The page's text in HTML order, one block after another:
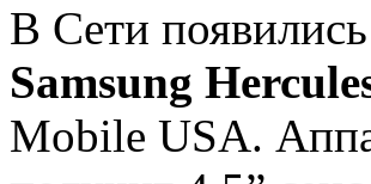
В Сети
Samsung
Mobile USA.